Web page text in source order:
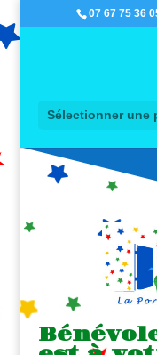
07 67 75 36
Sélectionner une